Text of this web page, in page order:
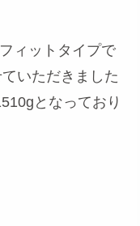
ィットタイプで
いただきました
となっており